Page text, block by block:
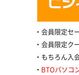
会員限定セ
会員限定ク
もちろん入
BTOパソコ